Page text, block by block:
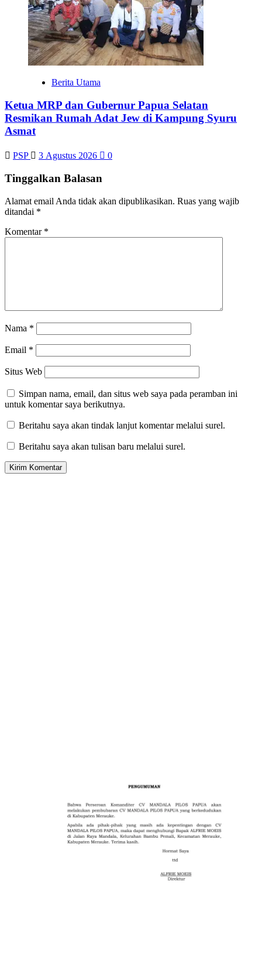
Berita Utama
Ketua MRP dan Gubernur Papua Selatan
Resmikan Rumah Adat Jew di Kampung Syuru
Asmat
PSP 3 Agustus 2026 0
Tinggalkan Balasan
Alamat email Anda tidak akan dipublikasikan. Ruas yang wajib
ditandai *
Komentar *
Nama *
Email *
Situs Web
Simpan nama, email, dan situs web saya pada peramban ini
untuk komentar saya berikutnya.
Beritahu saya akan tindak lanjut komentar melalui surel.
Beritahu saya akan tulisan baru melalui surel.